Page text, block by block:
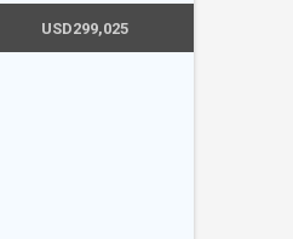
USD299,025